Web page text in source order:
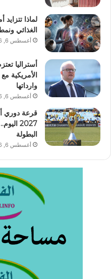
لماذا تتزايد
الغذائي
أغسطس 6, 2026
أستراليا
الأمريكية
وارداتها
أغسطس 6, 2026
2027
البطولة
أغسطس 6, 2026